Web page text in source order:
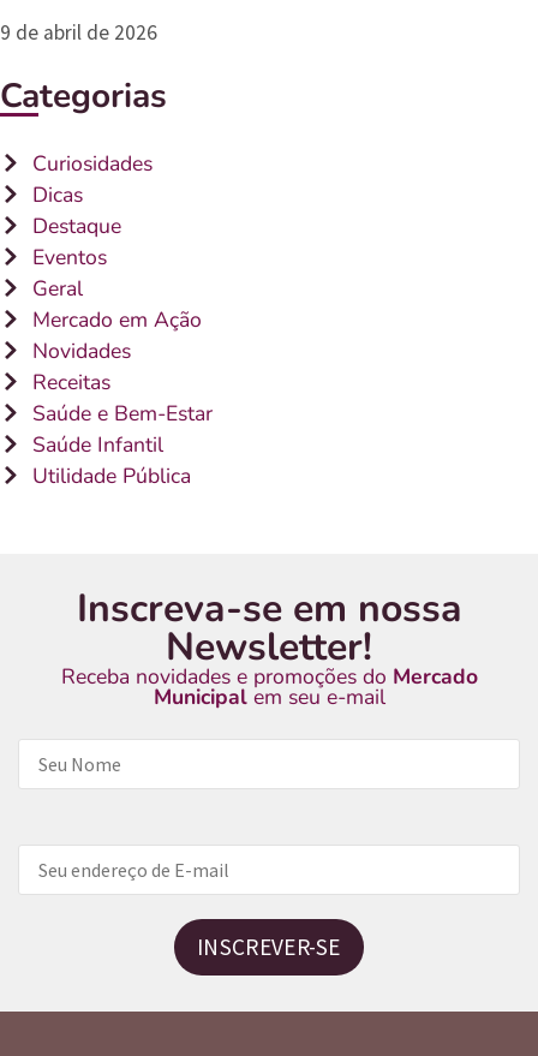
9 de abril de 2026
Categorias
Curiosidades
Dicas
Destaque
Eventos
Geral
Mercado em Ação
Novidades
Receitas
Saúde e Bem-Estar
Saúde Infantil
Utilidade Pública
Inscreva-se em nossa
Newsletter!
Receba novidades e promoções do Mercado
Municipalem seu e-mail
INSCREVER-SE